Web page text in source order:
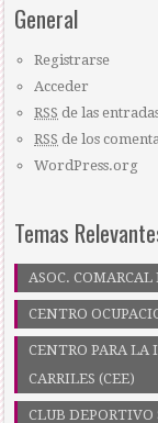
General
Registrarse
Acceder
RSS de las
RSS de los
WordPress.org
Temas
ASOC.
CENTRO
CENTRO PARA LA
CARRILES (CEE)
CLUB DEPORTIVO